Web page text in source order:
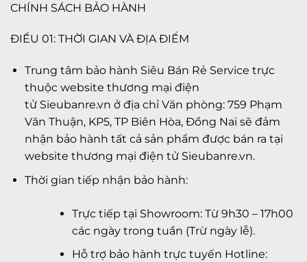
CHÍNH SÁCH BẢO HÀNH
ĐIỀU 01: THỜI GIAN VÀ ĐỊA ĐIỂM
Trung tâm bảo hành Siêu Bán Rẻ Service trực
thuộc website thương mại điện
tử Sieubanre.vn ở địa chỉ Văn phòng: 759 Phạm
Văn Thuận, KP5, TP Biên Hòa, Đồng Nai sẽ đảm
nhận bảo hành tất cả sản phẩm được bán ra tại
website thương mại điện tử Sieubanre.vn.
Thời gian tiếp nhận bảo hành:
Trực tiếp tại Showroom: Từ 9h30 – 17h00
các ngày trong tuần (Trừ ngày lễ).
Hỗ trợ bảo hành trực tuyến Hotline: